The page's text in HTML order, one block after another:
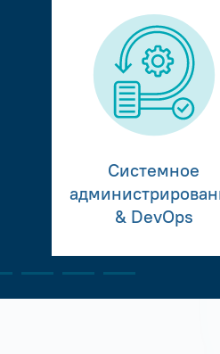
Системное
& DevOps